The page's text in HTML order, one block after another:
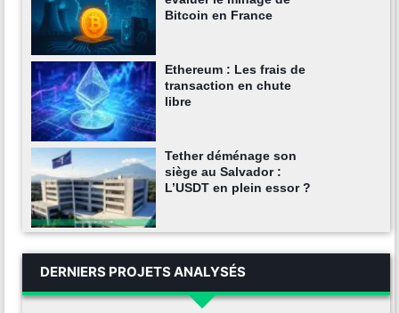
Bitcoin en France
Ethereum : Les frais de
transaction en chute
libre
Tether déménage son
siège au Salvador :
L’USDT en plein essor ?
DERNIERS PROJETS ANALYSÉS